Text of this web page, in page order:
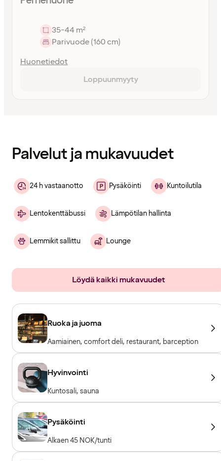
35-44 m²
Parivuode (160 cm)
Huonetiedot
Loppuunmyyty
Palvelut ja mukavuudet
24 h vastaanotto Pysäköinti Kuntoilutila
Lentokenttäbussi Lämpötilan hallinta
Lemmikit sallittu Lounge
Löydä kaikki mukavuudet
Ruoka ja juoma
Aamiainen, comfort deli, restaurant, barception
Hyvinvointi
Kuntosali, sauna
Pysäköinti
Alkaen 45 NOK/tunti